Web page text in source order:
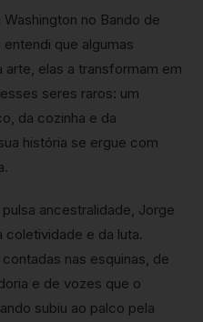
no Bando de
que algumas
elas a transformam em
seres raros: um
da cozinha e da
história se ergue com
ancestralidade, Jorge
coletividade e da luta.
nas esquinas, de
e de vozes que o
subiu ao palco pela